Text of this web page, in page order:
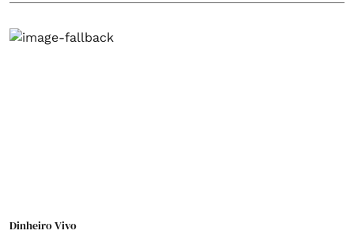
Dinheiro Vivo